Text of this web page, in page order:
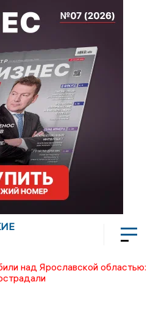
над Ярославской областью: